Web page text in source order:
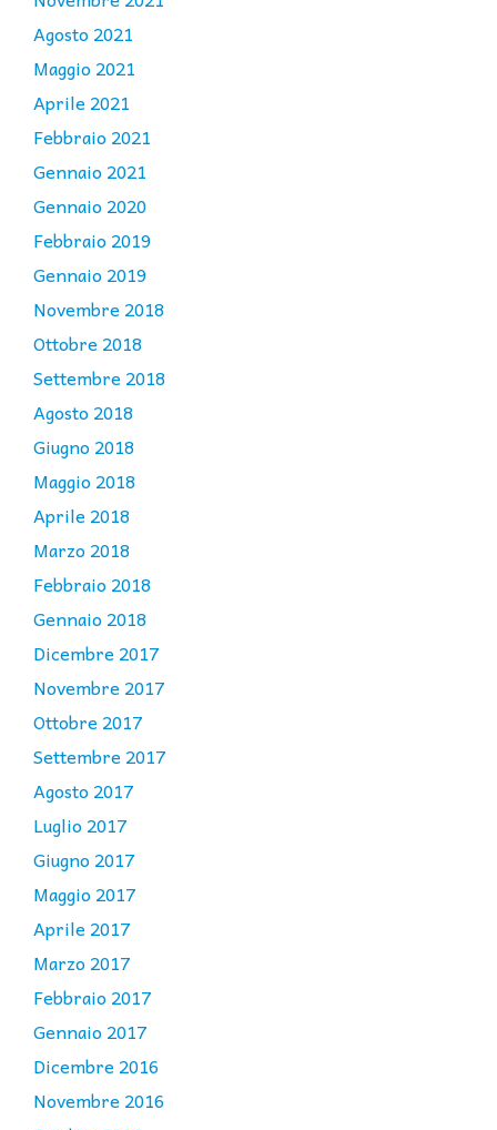
Agosto 2021
Maggio 2021
Aprile 2021
Febbraio 2021
Gennaio 2021
Gennaio 2020
Febbraio 2019
Gennaio 2019
Novembre 2018
Ottobre 2018
Settembre 2018
Agosto 2018
Giugno 2018
Maggio 2018
Aprile 2018
Marzo 2018
Febbraio 2018
Gennaio 2018
Dicembre 2017
Novembre 2017
Ottobre 2017
Settembre 2017
Agosto 2017
Luglio 2017
Giugno 2017
Maggio 2017
Aprile 2017
Marzo 2017
Febbraio 2017
Gennaio 2017
Dicembre 2016
Novembre 2016